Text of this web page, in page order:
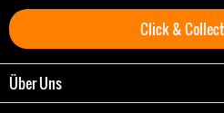
Click &
Über Uns